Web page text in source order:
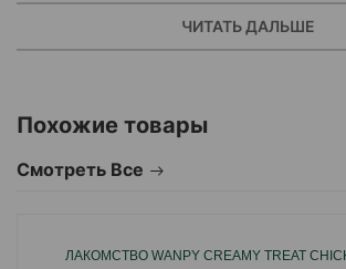
пережевывается, переваривается и
усваивается организмом питомца
Не содержит тяжелых углеводов,
картофеля
жидкий растительный крахмал, соус
ЧИТАТЬ ДАЛЬШЕ
Похожие товары
Смотреть Все
ЛАКОМСТВО WANPY CREAMY TREAT